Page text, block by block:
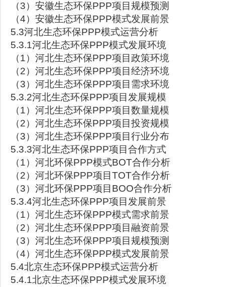
（3）安徽生态环保PPP项目规模预测
（4）安徽生态环保PPP模式发展前景
5.3河北生态环保PPP模式运营分析
5.3.1河北生态环保PPP模式发展环境
（1）河北生态环保PPP项目政策环境
（2）河北生态环保PPP项目经济环境
（3）河北生态环保PPP项目需求环境
5.3.2河北生态环保PPP项目发展规模
（1）河北生态环保PPP项目数量规模
（2）河北生态环保PPP项目投资规模
（3）河北生态环保PPP项目行业分布
5.3.3河北生态环保PPP项目合作方式
（1）河北环保PPP模式BOT合作分析
（2）河北环保PPP项目TOT合作分析
（3）河北环保PPP项目BOO合作分析
5.3.4河北生态环保PPP项目发展前景
（1）河北生态环保PPP模式需求前景
（2）河北生态环保PPP项目融资前景
（3）河北生态环保PPP项目规模预测
（4）河北生态环保PPP模式发展前景
5.4北京生态环保PPP模式运营分析
5.4.1北京生态环保PPP模式发展环境